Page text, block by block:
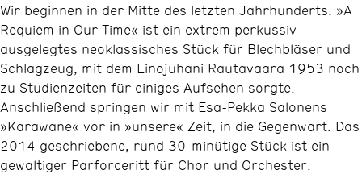
Wir beginnen in der Mitte des letzten Jahrhunderts. »A
Requiem in Our Time« ist ein extrem perkussiv
ausgelegtes neoklassisches Stück für Blechbläser und
Schlagzeug, mit dem Einojuhani Rautavaara 1953 noch
zu Studienzeiten für einiges Aufsehen sorgte.
Anschließend springen wir mit Esa-Pekka Salonens
»Karawane« vor in »unsere« Zeit, in die Gegenwart. Das
2014 geschriebene, rund 30-minütige Stück ist ein
gewaltiger Parforceritt für Chor und Orchester.